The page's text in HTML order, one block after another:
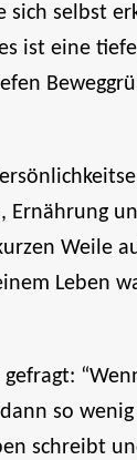
sich selbst
ist eine
Weile
Leben
so
schreibt